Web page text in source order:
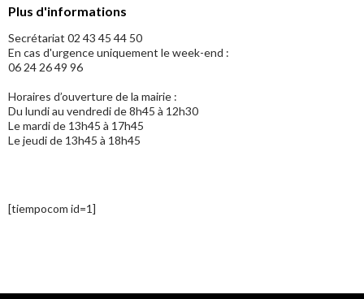
Plus d'informations
Secrétariat 02 43 45 44 50
En cas d'urgence uniquement le week-end :
06 24 26 49 96
Horaires d’ouverture de la mairie :
Du lundi au vendredi de 8h45 à 12h30
Le mardi de 13h45 à 17h45
Le jeudi de 13h45 à 18h45
[tiempocom id=1]